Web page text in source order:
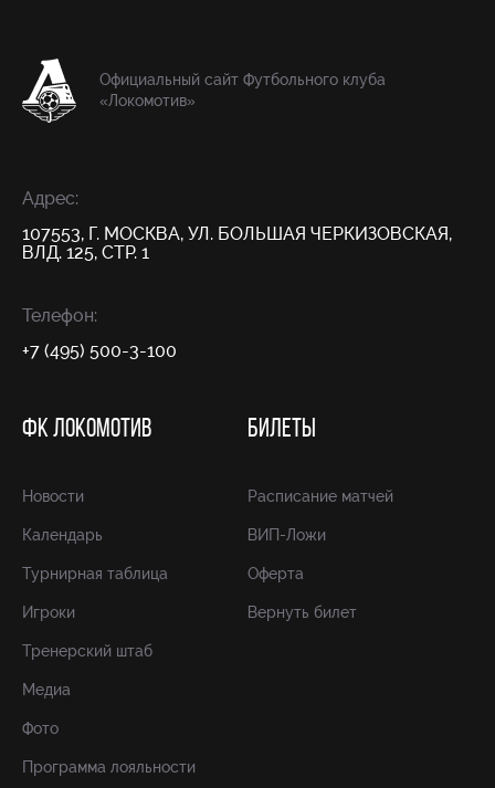
Официальный сайт Футбольного клуба
«Локомотив»
Адрес:
107553, Г. МОСКВА, УЛ. БОЛЬШАЯ ЧЕРКИЗОВСКАЯ,
ВЛД. 125, СТР. 1
Телефон:
+7 (495) 500-3-100
ФК ЛОКОМОТИВ
Новости
Календарь
Турнирная таблица
Игроки
Тренерский штаб
Медиа
Фото
Программа лояльности
БИЛЕТЫ
Расписание матчей
ВИП-Ложи
Оферта
Вернуть билет